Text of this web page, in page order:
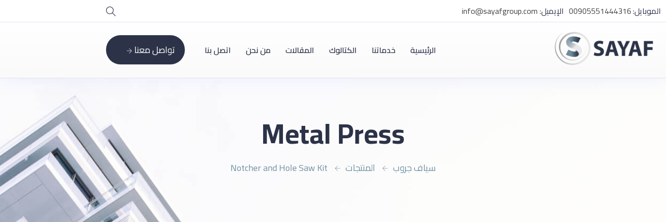
الموبايل:00905551444316 الإيميل:info@sayafgroup.com
الرئيسية خدماتنا الكتالوك المقالات من نحن اتصل بنا تواصل معنا
Metal Press
سياف جروب المنتجات Notcher and Hole Saw Kit